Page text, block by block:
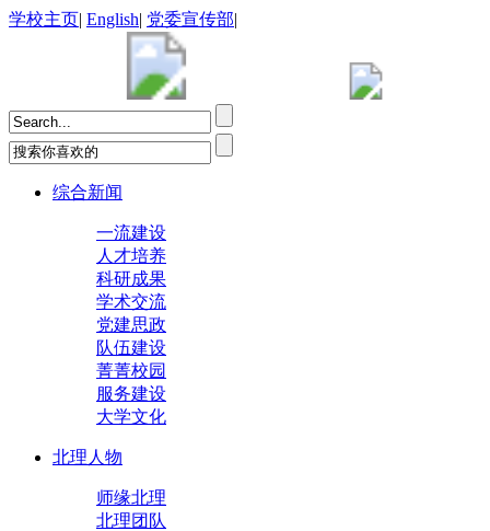
学校主页| English| 党委宣传部|
综合新闻
一流建设
人才培养
科研成果
学术交流
党建思政
队伍建设
菁菁校园
服务建设
大学文化
北理人物
师缘北理
北理团队